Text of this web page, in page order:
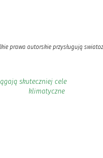
prawa autorskie przysługują
skuteczniej cele
klimatyczne